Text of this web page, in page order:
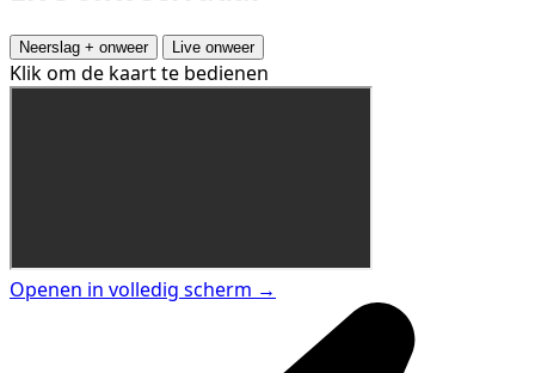
Neerslag + onweer Live onweer
Klik om de kaart te bedienen
Openen in volledig scherm →